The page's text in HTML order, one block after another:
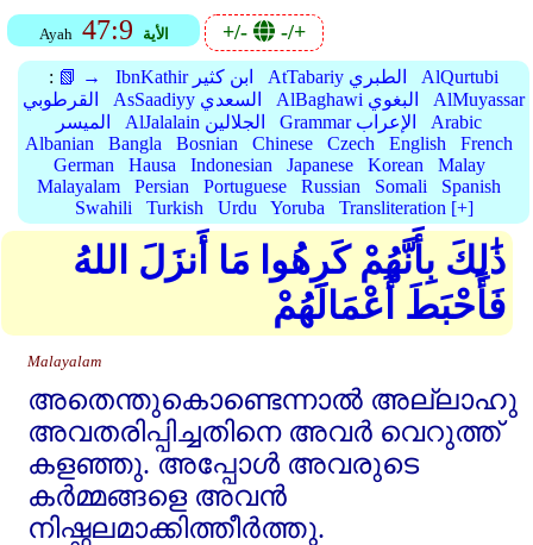
Ayah 47:9 الأية +/- -/+
: 📗 → IbnKathir ابن كثير AtTabariy الطبري
AlQurtubi
القرطوبي
AsSaadiyy السعدي AlBaghawi البغوي
AlMuyassar
الميسر
AlJalalain الجلالين Grammar الإعراب
Arabic
Albanian
Bangla Bosnian Chinese Czech English
French
German
Hausa Indonesian Japanese Korean
Malay
Malayalam
Persian Portuguese Russian Somali
Spanish
Swahili
Turkish Urdu Yoruba Transliteration [+]
ذَٰلِكَ بِأَنَّهُمْ كَرِهُوا مَا أَنزَلَ اللهُ
فَأَحْبَطَ أَعْمَالَهُمْ
Malayalam
അതെന്തുകൊണ്ടെന്നാല്‍ അല്ലാഹു
അവതരിപ്പിച്ചതിനെ അവര്‍ വെറുത്ത്‌
കളഞ്ഞു. അപ്പോള്‍ അവരുടെ
കര്‍മ്മങ്ങളെ അവന്‍
നിഷ്ഫലമാക്കിത്തീര്‍ത്തു.